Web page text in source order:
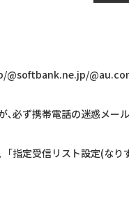
､必ず携帯電話の迷惑メ
「指定受信リスト設定(